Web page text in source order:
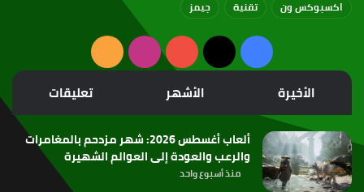
اكسبوكس ون
تقنية جيمز
فيسبوك
‫X
‫YouTubeانستقرامملخص
الموقع
RSS
الأخيرة الأشهر تعليقات
ألعاب أغسطس 2026: شهر مزدحم بالمغامرات
والرعب والعودة إلى العوالم الشهيرة
منذ أسبوع واحد